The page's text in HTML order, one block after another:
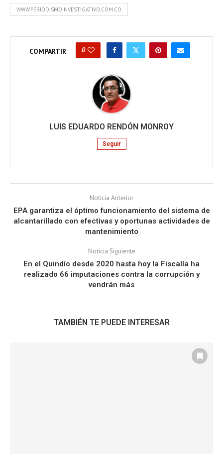
WWW.PERIODISMOINVESTIGATIVO.COM.CO
COMPARTIR 0
LUIS EDUARDO RENDÓN MONROY
Seguir
Noticia Anterior
EPA garantiza el óptimo funcionamiento del sistema de
alcantarillado con efectivas y oportunas actividades de
mantenimiento
Noticia Siguiente
En el Quindío desde 2020 hasta hoy la Fiscalía ha
realizado 66 imputaciones contra la corrupción y
vendrán más
TAMBIÉN TE PUEDE INTERESAR